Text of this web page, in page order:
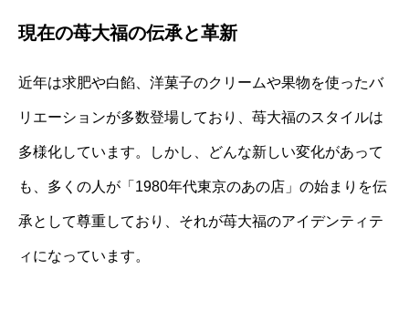
現在の苺大福の伝承と革新
近年は求肥や白餡、洋菓子のクリームや果物を使ったバ
リエーションが多数登場しており、苺大福のスタイルは
多様化しています。しかし、どんな新しい変化があって
も、多くの人が「1980年代東京のあの店」の始まりを伝
承として尊重しており、それが苺大福のアイデンティテ
ィになっています。